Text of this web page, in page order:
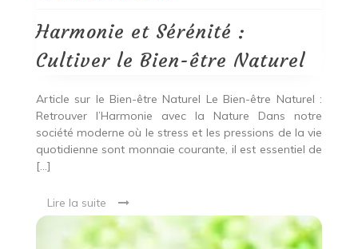
le
Bien-
Naturel
Harmonie et Sérénité :
Cultiver le Bien-être Naturel
Article sur le Bien-être Naturel Le Bien-être Naturel :
Retrouver l’Harmonie avec la Nature Dans notre
société moderne où le stress et les pressions de la vie
quotidienne sont monnaie courante, il est essentiel de
[…]
Lire la suite